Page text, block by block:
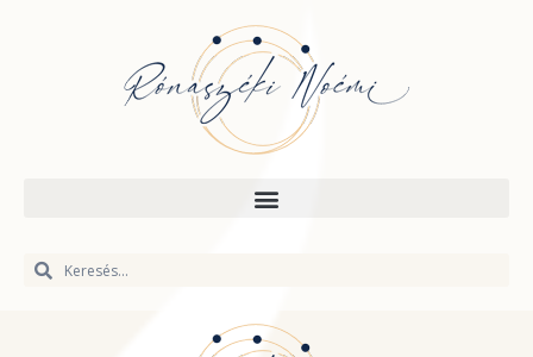
Keresés
Keresés